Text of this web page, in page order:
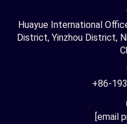
Huayue International
District, Yinzhou District,
+86-
[email